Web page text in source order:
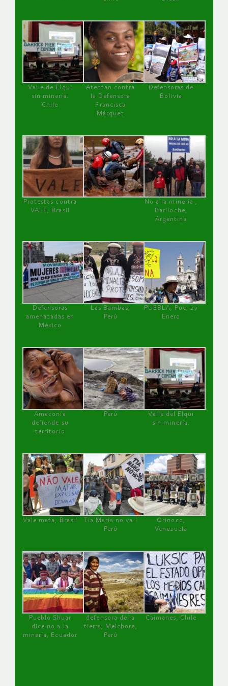
Valle de Elqui
sin minería.
Chile
Atentan contra
la Defensora
Francisca
Márquez
Defensoras de
Bolivia
Protestas contra
VALE, Brasil
No a la minería ,
Bariloche,
Argentina
Defensoras
amenazadas en
México
Las Bambas,
Perú
PUEBLA, Pue, 27
Enero
Amazonía
defiende su
territorio
Perú
Valle del Elqui
sin minería.
Vale mata, Brasil
Tía María no va !
Perú
Orinoco,
Venezuela
Pueblo Shuar
dice no a la
minería, Ecuador
defensora de la
tierra, Melchora,
Perú
Caimanes, Chile